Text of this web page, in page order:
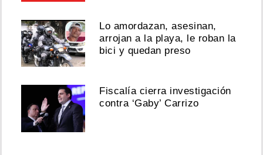
Lo amordazan, asesinan,
arrojan a la playa, le roban la
bici y quedan preso
Fiscalía cierra investigación
contra ‘Gaby’ Carrizo